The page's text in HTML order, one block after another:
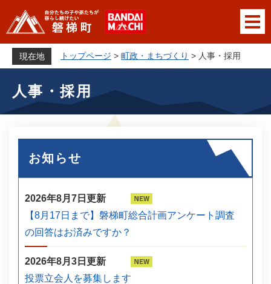
ジ
メニューを飛ばして本文へ
現在地 トップページ > 町政・まちづくり > 人事・採用
人事・採用
お知らせ
2026年8月7日更新
【8月17日まで】磐梯町総合計画アンケート調査
の回答はお済みですか？
2026年8月3日更新
投票立会人を募集します